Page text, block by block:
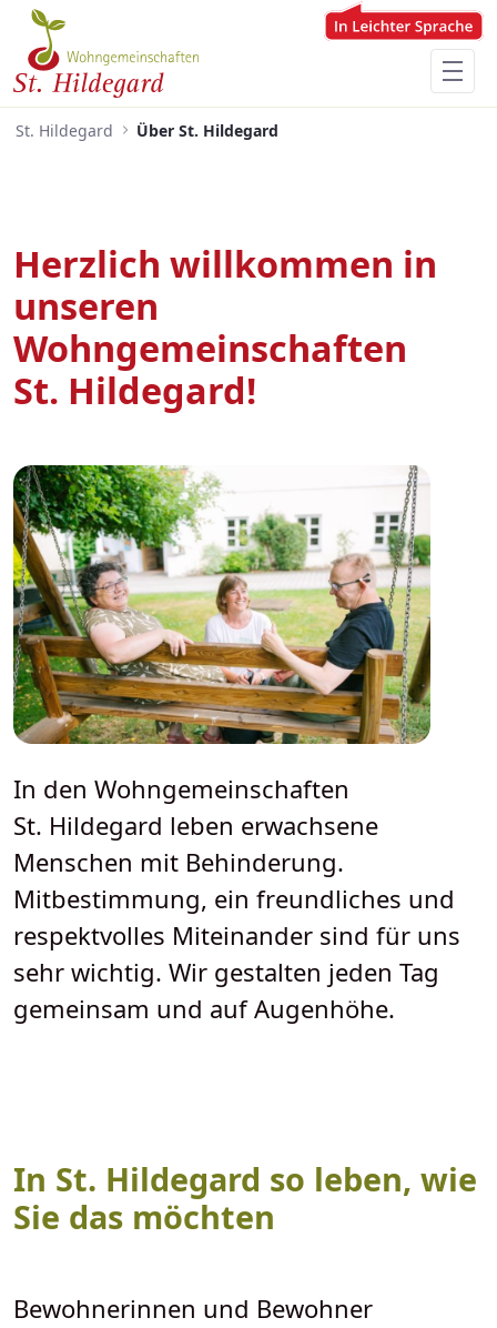
Zum Hauptinhalt springen
Menü für Barrierefreiheit öffnen
St. Hildegard Über St. Hildegard
Herzlich willkommen in
unseren
Wohngemeinschaften
St. Hildegard!
In den Wohngemeinschaften
St. Hildegard leben erwachsene
Menschen mit Behinderung.
Mitbestimmung, ein freundliches und
respektvolles Miteinander sind für uns
sehr wichtig. Wir gestalten jeden Tag
gemeinsam und auf Augenhöhe.
In St. Hildegard so leben, wie
Sie das möchten
Bewohnerinnen und Bewohner